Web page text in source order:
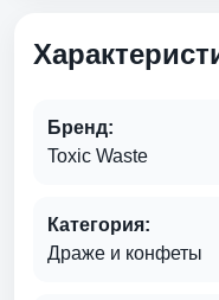
Бренд:
Toxic Waste
Категория:
Драже и конфеты